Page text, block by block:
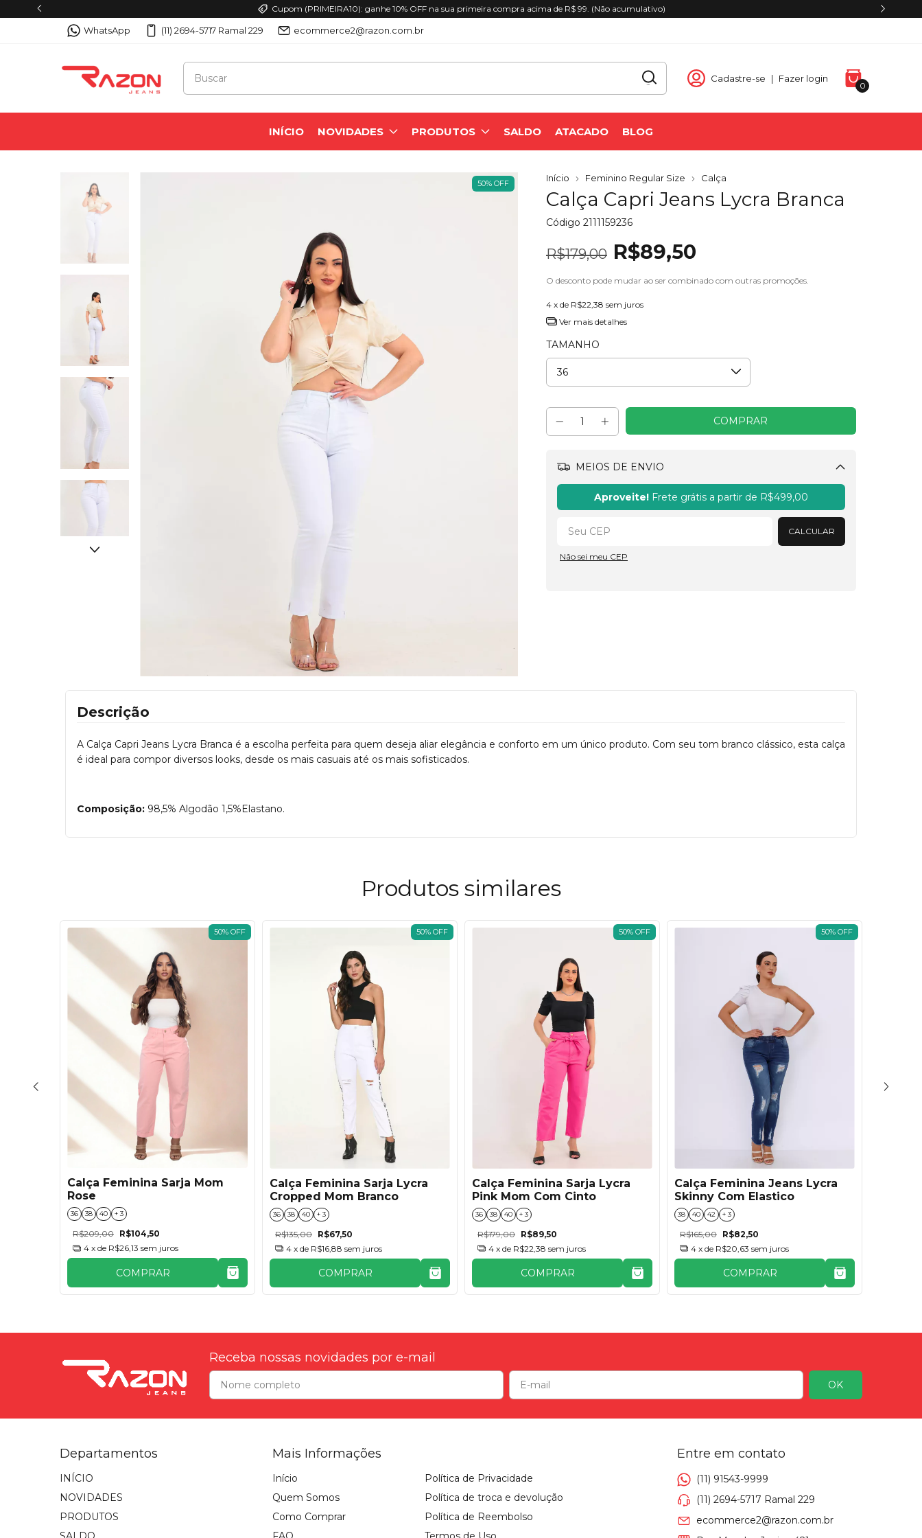
Cupom (PRIMEIRA10): ganhe 10% OFF na sua primeira compra acima de R$ 99. (Não acumulativo)
WhatsApp (11) 2694-5717 Ramal 229 ecommerce2@razon.com.br
Cadastre-se | Fazer login
0
INÍCIO NOVIDADES PRODUTOS SALDO ATACADO BLOG
50% OFF Início Feminino Regular Size Calça
Calça Capri Jeans Lycra Branca
Código 2111159236
R$179,00 R$89,50
O desconto pode mudar ao ser combinado com outras promoções.
4 x de R$22,38 sem juros
Ver mais detalhes
TAMANHO
MEIOS DE ENVIO
Aproveite! Frete grátis a partir de R$499,00
CALCULAR
Não sei meu CEP
Descrição
A Calça Capri Jeans Lycra Branca é a escolha perfeita para quem deseja aliar elegância e conforto em um único produto. Com seu tom branco clássico, esta calça
é ideal para compor diversos looks, desde os mais casuais até os mais sofisticados.
Composição: 98,5% Algodão 1,5%Elastano.
Produtos similares
50% OFF
Calça Feminina Sarja Mom
Rose
36 38 40 + 3
R$209,00 R$104,50
4 x de R$26,13 sem juros
COMPRAR
50% OFF
Calça Feminina Sarja Lycra
Cropped Mom Branco
36 38 40 + 3
R$135,00 R$67,50
4 x de R$16,88 sem juros
COMPRAR
50% OFF
Calça Feminina Sarja Lycra
Pink Mom Com Cinto
36 38 40 + 3
R$179,00 R$89,50
4 x de R$22,38 sem juros
COMPRAR
50% OFF
Calça Feminina Jeans Lycra
Skinny Com Elastico
38 40 42 + 3
R$165,00 R$82,50
4 x de R$20,63 sem juros
COMPRAR
Receba nossas novidades por e-mail
Departamentos
INÍCIO
NOVIDADES
PRODUTOS
Mais Informações
Início
Quem Somos
Como Comprar
Política de Privacidade
Política de troca e devolução
Política de Reembolso
Entre em contato
(11) 91543-9999
(11) 2694-5717 Ramal 229
ecommerce2@razon.com.br